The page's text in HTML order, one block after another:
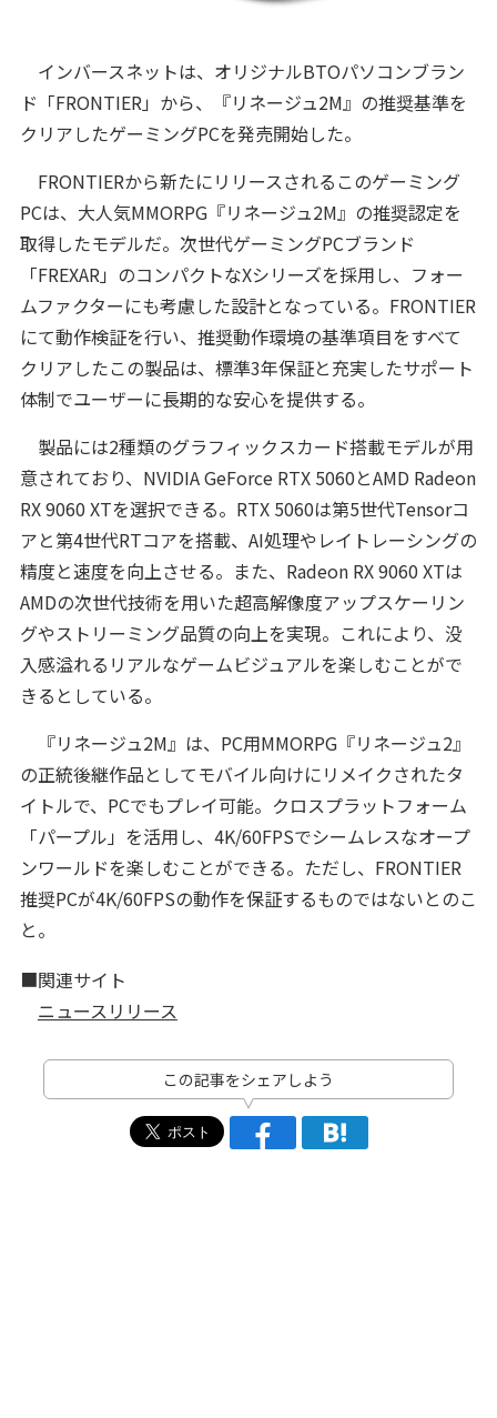
インバースネットは、オリジナルBTOパソコンブラン
ド「FRONTIER」から、『リネージュ2M』の推奨基準を
クリアしたゲーミングPCを発売開始した。
FRONTIERから新たにリリースされるこのゲーミング
PCは、大人気MMORPG『リネージュ2M』の推奨認定を
取得したモデルだ。次世代ゲーミングPCブランド
「FREXAR」のコンパクトなXシリーズを採用し、フォー
ムファクターにも考慮した設計となっている。FRONTIER
にて動作検証を行い、推奨動作環境の基準項目をすべて
クリアしたこの製品は、標準3年保証と充実したサポート
体制でユーザーに長期的な安心を提供する。
製品には2種類のグラフィックスカード搭載モデルが用
意されており、NVIDIA GeForce RTX 5060とAMD Radeon
RX 9060 XTを選択できる。RTX 5060は第5世代Tensorコ
アと第4世代RTコアを搭載、AI処理やレイトレーシングの
精度と速度を向上させる。また、Radeon RX 9060 XTは
AMDの次世代技術を用いた超高解像度アップスケーリン
グやストリーミング品質の向上を実現。これにより、没
入感溢れるリアルなゲームビジュアルを楽しむことがで
きるとしている。
『リネージュ2M』は、PC用MMORPG『リネージュ2』
の正統後継作品としてモバイル向けにリメイクされたタ
イトルで、PCでもプレイ可能。クロスプラットフォーム
「パープル」を活用し、4K/60FPSでシームレスなオープ
ンワールドを楽しむことができる。ただし、FRONTIER
推奨PCが4K/60FPSの動作を保証するものではないとのこ
と。
■関連サイト
ニュースリリース
この記事をシェアしよう